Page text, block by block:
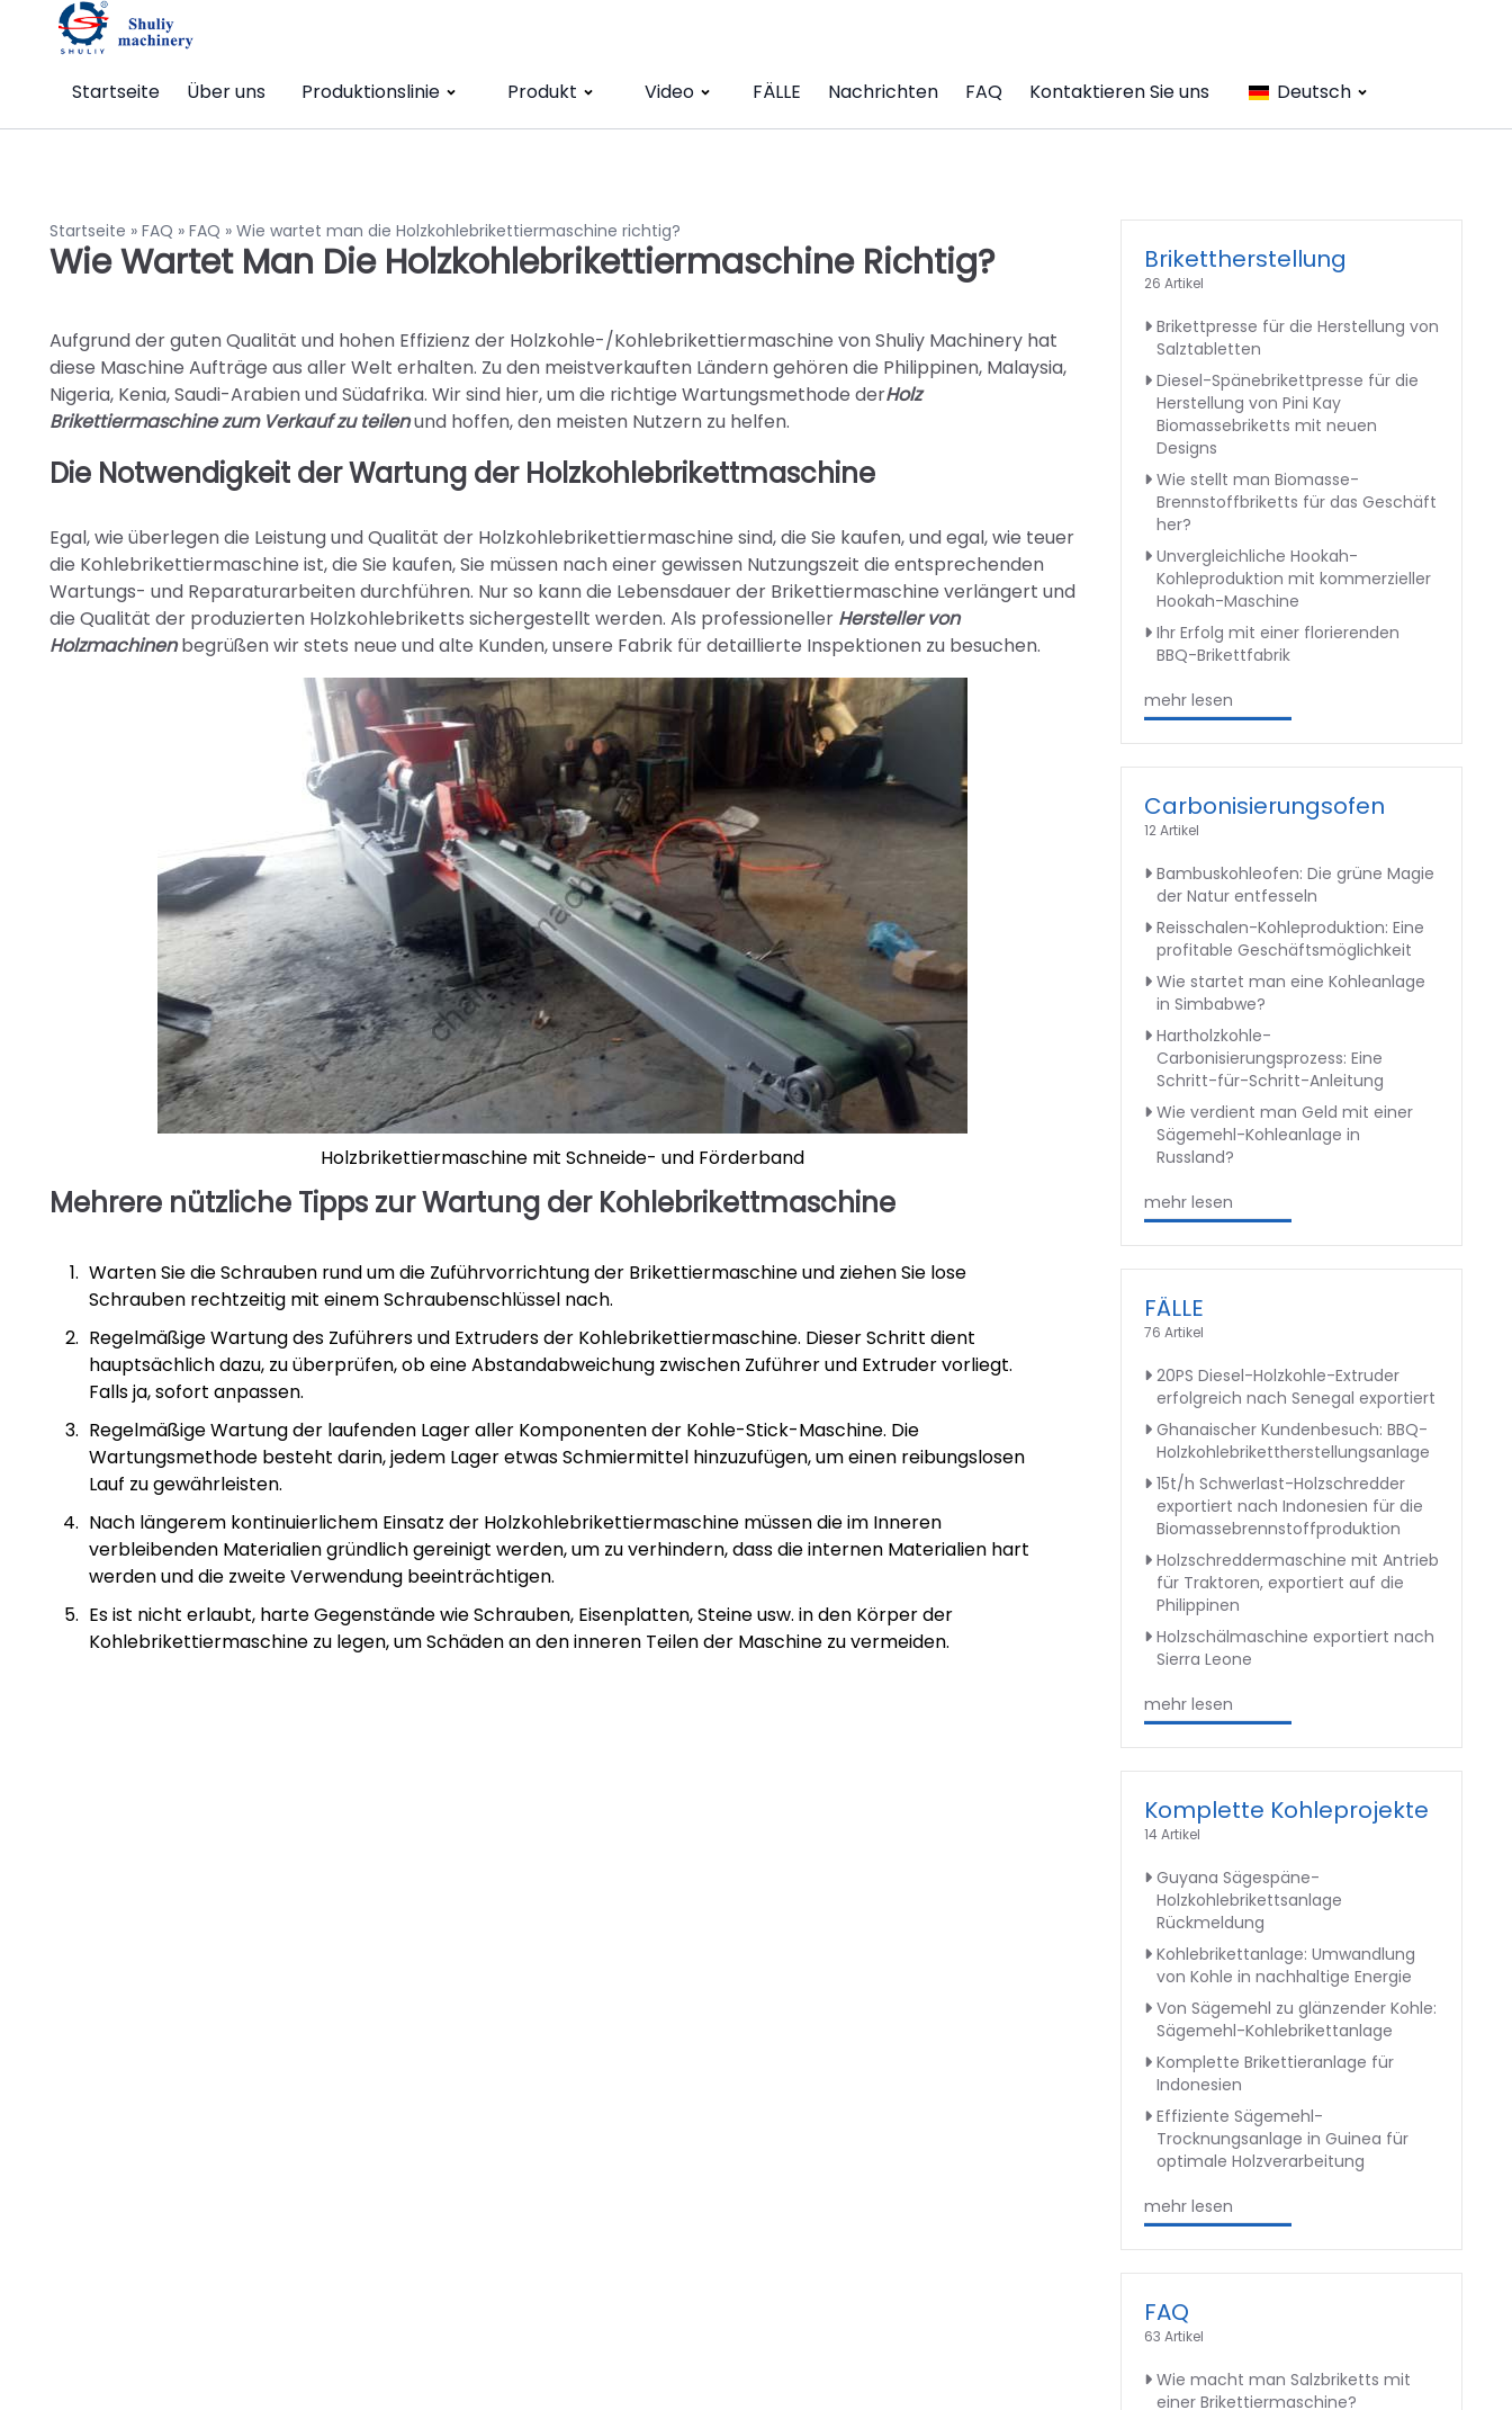
Startseite Über uns Produktionslinie Produkt Video FÄLLE Nachrichten FAQ Kontaktieren Sie uns Deutsch
Startseite » FAQ » FAQ » Wie wartet man die Holzkohlebrikettiermaschine richtig?
Wie Wartet Man Die Holzkohlebrikettiermaschine Richtig?
Aufgrund der guten Qualität und hohen Effizienz der Holzkohle-/Kohlebrikettiermaschine von Shuliy Machinery hat
diese Maschine Aufträge aus aller Welt erhalten. Zu den meistverkauften Ländern gehören die Philippinen, Malaysia,
Nigeria, Kenia, Saudi-Arabien und Südafrika. Wir sind hier, um die richtige Wartungsmethode derHolz
Brikettiermaschinezum Verkauf zu teilenund hoffen, den meisten Nutzern zu helfen.
Die Notwendigkeit der Wartung der Holzkohlebrikettmaschine
Egal, wie überlegen die Leistung und Qualität der Holzkohlebrikettiermaschine sind, die Sie kaufen, und egal, wie teuer
die Kohlebrikettiermaschine ist, die Sie kaufen, Sie müssen nach einer gewissen Nutzungszeit die entsprechenden
Wartungs- und Reparaturarbeiten durchführen. Nur so kann die Lebensdauer der Brikettiermaschine verlängert und
die Qualität der produzierten Holzkohlebriketts sichergestellt werden. Als professioneller Hersteller von
Holzmachinenbegrüßen wir stets neue und alte Kunden, unsere Fabrik für detaillierte Inspektionen zu besuchen.
Holzbrikettiermaschine mit Schneide- und Förderband
Mehrere nützliche Tipps zur Wartung der Kohlebrikettmaschine
Warten Sie die Schrauben rund um die Zuführvorrichtung der Brikettiermaschine und ziehen Sie lose
Schrauben rechtzeitig mit einem Schraubenschlüssel nach.
Regelmäßige Wartung des Zuführers und Extruders der Kohlebrikettiermaschine. Dieser Schritt dient
hauptsächlich dazu, zu überprüfen, ob eine Abstandabweichung zwischen Zuführer und Extruder vorliegt.
Falls ja, sofort anpassen.
Regelmäßige Wartung der laufenden Lager aller Komponenten der Kohle-Stick-Maschine. Die
Wartungsmethode besteht darin, jedem Lager etwas Schmiermittel hinzuzufügen, um einen reibungslosen
Lauf zu gewährleisten.
Nach längerem kontinuierlichem Einsatz der Holzkohlebrikettiermaschine müssen die im Inneren
verbleibenden Materialien gründlich gereinigt werden, um zu verhindern, dass die internen Materialien hart
werden und die zweite Verwendung beeinträchtigen.
Es ist nicht erlaubt, harte Gegenstände wie Schrauben, Eisenplatten, Steine usw. in den Körper der
Kohlebrikettiermaschine zu legen, um Schäden an den inneren Teilen der Maschine zu vermeiden.
Brikettherstellung
26 Artikel
Brikettpresse für die Herstellung von
Salztabletten
Diesel-Spänebrikettpresse für die
Herstellung von Pini Kay
Biomassebriketts mit neuen
Designs
Wie stellt man Biomasse-
Brennstoffbriketts für das Geschäft
her?
Unvergleichliche Hookah-
Kohleproduktion mit kommerzieller
Hookah-Maschine
Ihr Erfolg mit einer florierenden
BBQ-Brikettfabrik
mehr lesen
Carbonisierungsofen
12 Artikel
Bambuskohleofen: Die grüne Magie
der Natur entfesseln
Reisschalen-Kohleproduktion: Eine
profitable Geschäftsmöglichkeit
Wie startet man eine Kohleanlage
in Simbabwe?
Hartholzkohle-
Carbonisierungsprozess: Eine
Schritt-für-Schritt-Anleitung
Wie verdient man Geld mit einer
Sägemehl-Kohleanlage in
Russland?
mehr lesen
FÄLLE
76 Artikel
20PS Diesel-Holzkohle-Extruder
erfolgreich nach Senegal exportiert
Ghanaischer Kundenbesuch: BBQ-
Holzkohlebrikettherstellungsanlage
15t/h Schwerlast-Holzschredder
exportiert nach Indonesien für die
Biomassebrennstoffproduktion
Holzschreddermaschine mit Antrieb
für Traktoren, exportiert auf die
Philippinen
Holzschälmaschine exportiert nach
Sierra Leone
mehr lesen
Komplette Kohleprojekte
14 Artikel
Guyana Sägespäne-
Holzkohlebrikettsanlage
Rückmeldung
Kohlebrikettanlage: Umwandlung
von Kohle in nachhaltige Energie
Von Sägemehl zu glänzender Kohle:
Sägemehl-Kohlebrikettanlage
Komplette Brikettieranlage für
Indonesien
Effiziente Sägemehl-
Trocknungsanlage in Guinea für
optimale Holzverarbeitung
mehr lesen
FAQ
63 Artikel
Wie macht man Salzbriketts mit
einer Brikettiermaschine?